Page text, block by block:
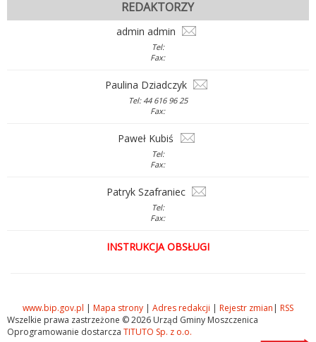
REDAKTORZY
admin admin
Tel:
Fax:
Paulina Dziadczyk
Tel: 44 616 96 25
Fax:
Paweł Kubiś
Tel:
Fax:
Patryk Szafraniec
Tel:
Fax:
INSTRUKCJA OBSŁUGI
www.bip.gov.pl | Mapa strony | Adres redakcji | Rejestr zmian | RSS
Wszelkie prawa zastrzeżone © 2026 Urząd Gminy Moszczenica
Oprogramowanie dostarcza TITUTO Sp. z o.o.